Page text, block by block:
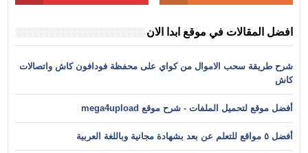
افضل المقالات في موقع ابدا الان
شرح طريقة سحب الاموال من كواي على محفظة فودافون كاش واتصالات
كاش
أفضل موقع لتحميل الملفات - شرح موقع mega4upload
أفضل ٥ مواقع للتعلم عن بعد بشهادة مجانية وباللغة العربية